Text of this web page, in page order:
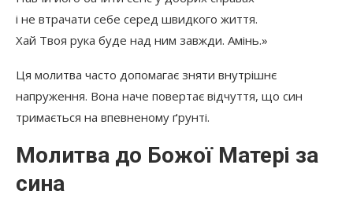
і не втрачати себе серед швидкого життя.
Хай Твоя рука буде над ним завжди. Амінь.»
Ця молитва часто допомагає зняти внутрішнє
напруження. Вона наче повертає відчуття, що син
тримається на впевненому ґрунті.
Молитва до Божої Матері за
сина